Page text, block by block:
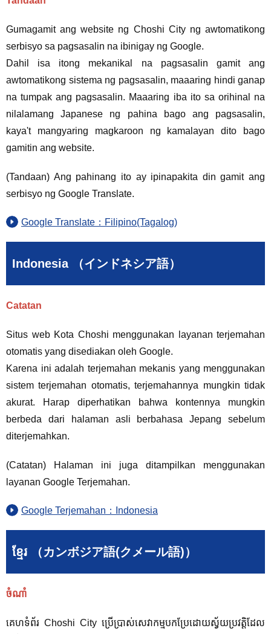
Gumagamit ang website ng Choshi City ng awtomatikong
serbisyo sa pagsasalin na ibinigay ng Google.
Dahil isa itong mekanikal na pagsasalin gamit ang
awtomatikong sistema ng pagsasalin, maaaring hindi ganap
na tumpak ang pagsasalin. Maaaring iba ito sa orihinal na
nilalamang Japanese ng pahina bago ang pagsasalin,
kaya't mangyaring magkaroon ng kamalayan dito bago
gamitin ang website.
(Tandaan) Ang pahinang ito ay ipinapakita din gamit ang
serbisyo ng Google Translate.
Google Translate：Filipino(Tagalog)
Indonesia （インドネシア語）
Catatan
Situs web Kota Choshi menggunakan layanan terjemahan
otomatis yang disediakan oleh Google.
Karena ini adalah terjemahan mekanis yang menggunakan
sistem terjemahan otomatis, terjemahannya mungkin tidak
akurat. Harap diperhatikan bahwa kontennya mungkin
berbeda dari halaman asli berbahasa Jepang sebelum
diterjemahkan.
(Catatan) Halaman ini juga ditampilkan menggunakan
layanan Google Terjemahan.
Google Terjemahan：Indonesia
ខ្មែរ （カンボジア語(クメール語)）
ចំណាំ
គេហទំព័រ Choshi City ប្រើប្រាស់សេវាកម្មបកប្រែដោយស្វ័យប្រវត្តិដែល